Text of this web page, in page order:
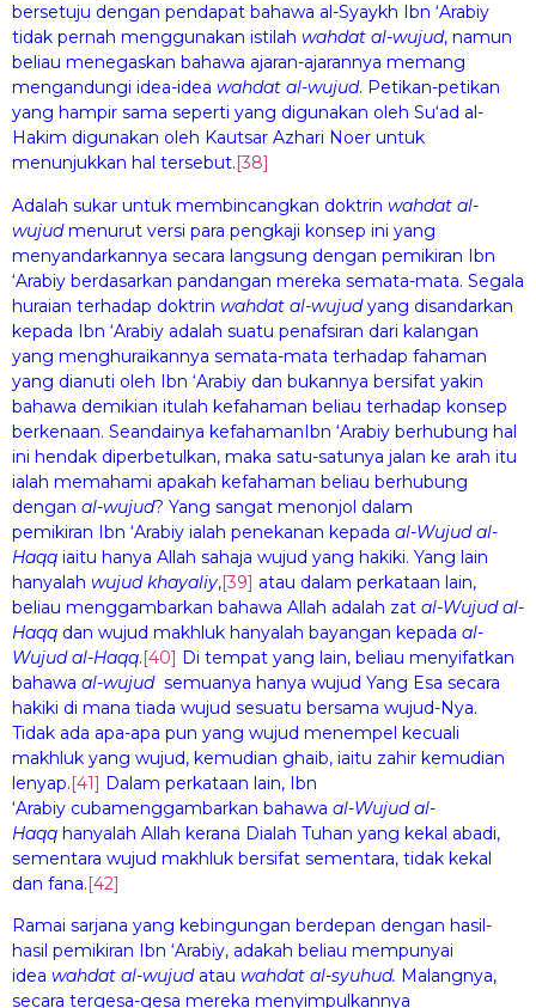
bersetuju dengan pendapat bahawa al-Syaykh Ibn ‘Arabiy
tidak pernah menggunakan istilah wahdat al-wujud, namun
beliau menegaskan bahawa ajaran-ajarannya memang
mengandungi idea-idea wahdat al-wujud. Petikan-petikan
yang hampir sama seperti yang digunakan oleh Su‘ad al-
Hakim digunakan oleh Kautsar Azhari Noer untuk
menunjukkan hal tersebut. [38]
Adalah sukar untuk membincangkan doktrin wahdat al-
wujud menurut versi para pengkaji konsep ini yang
menyandarkannya secara langsung dengan pemikiran Ibn
‘Arabiy berdasarkan pandangan mereka semata-mata. Segala
huraian terhadap doktrin wahdat al-wujud yang disandarkan
kepada Ibn ‘Arabiy adalah suatu penafsiran dari kalangan
yang menghuraikannya semata-mata terhadap fahaman
yang dianuti oleh Ibn ‘Arabiy dan bukannya bersifat yakin
bahawa demikian itulah kefahaman beliau terhadap konsep
berkenaan. Seandainya kefahamanIbn ‘Arabiy berhubung hal
ini hendak diperbetulkan, maka satu-satunya jalan ke arah itu
ialah memahami apakah kefahaman beliau berhubung
dengan al-wujud? Yang sangat menonjol dalam
pemikiran Ibn ‘Arabiy ialah penekanan kepada al-Wujud al-
Haqq iaitu hanya Allah sahaja wujud yang hakiki. Yang lain
hanyalah wujud khayaliy,[39] atau dalam perkataan lain,
beliau menggambarkan bahawa Allah adalah zat al-Wujud al-
Haqq dan wujud makhluk hanyalah bayangan kepada al-
Wujud al-Haqq.[40] Di tempat yang lain, beliau menyifatkan
bahawa al-wujud semuanya hanya wujud Yang Esa secara
hakiki di mana tiada wujud sesuatu bersama wujud-Nya.
Tidak ada apa-apa pun yang wujud menempel kecuali
makhluk yang wujud, kemudian ghaib, iaitu zahir kemudian
lenyap.[41] Dalam perkataan lain, Ibn
‘Arabiy cubamenggambarkan bahawa al-Wujud al-
Haqq hanyalah Allah kerana Dialah Tuhan yang kekal abadi,
sementara wujud makhluk bersifat sementara, tidak kekal
dan fana.[42]
Ramai sarjana yang kebingungan berdepan dengan hasil-
hasil pemikiran Ibn ‘Arabiy, adakah beliau mempunyai
idea wahdat al-wujud atau wahdat al-syuhud. Malangnya,
secara tergesa-gesa mereka menyimpulkannya